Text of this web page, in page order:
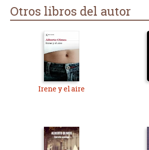
Otros libros del autor
Irene y el aire